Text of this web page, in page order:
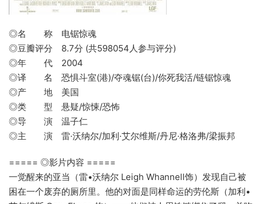
◎名 称 电锯惊魂
◎豆瓣评分 8.7分 (共598054人参与评分)
◎年 代 2004
◎译 名 恐惧斗室(港)/夺魂锯(台)/你死我活/链锯惊魂
◎产 地 美国
◎类 型 悬疑/惊悚/恐怖
◎导 演 温子仁
◎主 演 雷·沃纳尔/加利·艾尔维斯/丹尼·格洛弗/梁振邦
===== ◎影片内容 =====
一觉醒来的亚当（雷•沃纳尔 Leigh Whannell饰）发现自己被
困在一个废弃的厕所里。他的对面是同样命运的劳伦斯（加利•